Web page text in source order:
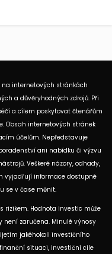
na internetových stránkách
a důvěryhodných zdrojů. Při
a cílem poskytovat čtenářům
Obsah internetových stránek
účelům. Nepředstavuje
ani nabídku či výzvu
Veškeré názory, odhady,
vyjadřují informace dostupné
se v čase měnit.
rizikem. Hodnota investic může
zaručena. Minulé výnosy
jakéhokoli investičního
situaci, investiční cíle